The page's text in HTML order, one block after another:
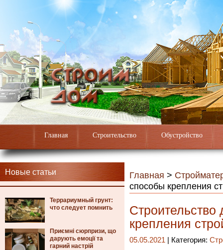
Главная Строительство Обустройство
Новые статьи
Террариумный грунт:
что следует помнить
Приємні сюрпризи, що
дарують емоції та
гарний настрій
Главная >
способы крепления
Строительство
крепления
05.05.2021 | Категория: